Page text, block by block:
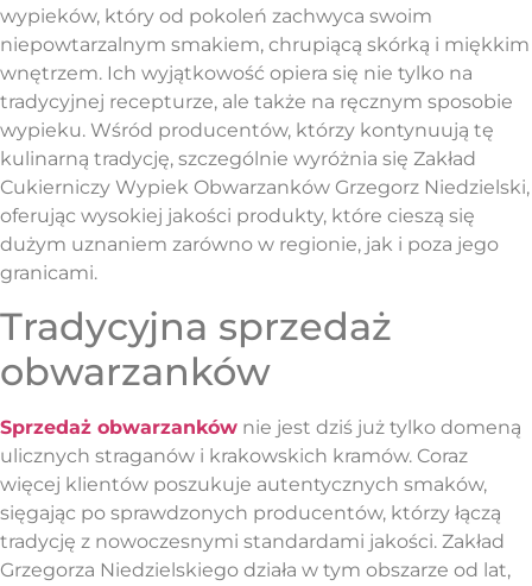
wypieków, który od pokoleń zachwyca swoim
niepowtarzalnym smakiem, chrupiącą skórką i miękkim
wnętrzem. Ich wyjątkowość opiera się nie tylko na
tradycyjnej recepturze, ale także na ręcznym sposobie
wypieku. Wśród producentów, którzy kontynuują tę
kulinarną tradycję, szczególnie wyróżnia się Zakład
Cukierniczy Wypiek Obwarzanków Grzegorz Niedzielski,
oferując wysokiej jakości produkty, które cieszą się
dużym uznaniem zarówno w regionie, jak i poza jego
granicami.
Tradycyjna sprzedaż
obwarzanków
Sprzedaż obwarzanków nie jest dziś już tylko domeną
ulicznych straganów i krakowskich kramów. Coraz
więcej klientów poszukuje autentycznych smaków,
sięgając po sprawdzonych producentów, którzy łączą
tradycję z nowoczesnymi standardami jakości. Zakład
Grzegorza Niedzielskiego działa w tym obszarze od lat,